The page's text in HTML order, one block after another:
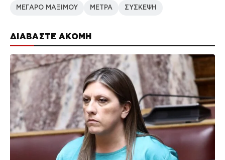
ΔΙΑΒΑΣΤΕ ΑΚΟΜΗ
ΜΕΓΑΡΟ ΜΑΞΙΜΟΥ ΜΕΤΡΑ ΣΥΣΚΕΨΗ